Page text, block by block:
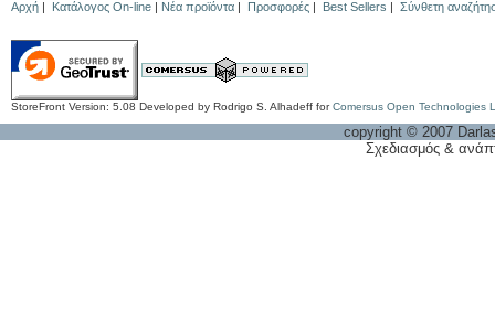
Αρχή Κατάλογος On-line Νέα προϊόντα Προσφορές Best Sellers Σύνθετη
StoreFront Version: 5.08 Developed by Rodrigo S. Alhadeff forComersus Open Technologies
copyright © 2007
Σχεδιασμός &